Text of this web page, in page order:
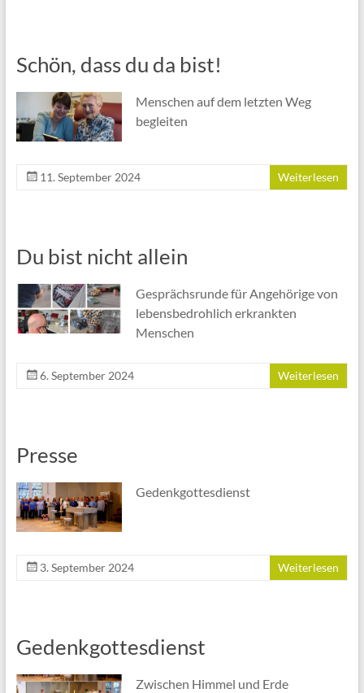
Schön, dass du da bist!
Menschen auf dem letzten Weg
begleiten
11. September 2024 Weiterlesen
Du bist nicht allein
Gesprächsrunde für Angehörige von
lebensbedrohlich erkrankten
Menschen
6. September 2024 Weiterlesen
Presse
Gedenkgottesdienst
3. September 2024 Weiterlesen
Gedenkgottesdienst
Zwischen Himmel und Erde